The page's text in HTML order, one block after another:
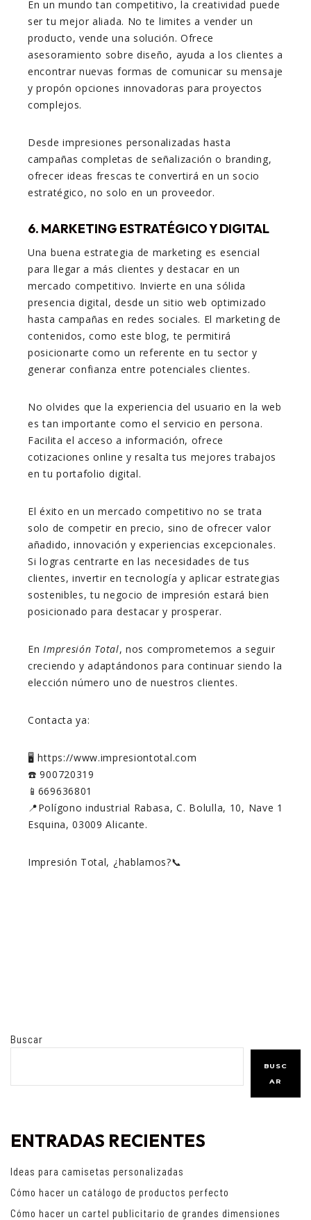
En un mundo tan competitivo, la creatividad puede
ser tu mejor aliada. No te limites a vender un
producto, vende una solución. Ofrece
asesoramiento sobre diseño, ayuda a los clientes a
encontrar nuevas formas de comunicar su mensaje
y propón opciones innovadoras para proyectos
complejos.
Desde impresiones personalizadas hasta
campañas completas de señalización o branding,
ofrecer ideas frescas te convertirá en un socio
estratégico, no solo en un proveedor.
6. MARKETING ESTRATÉGICO Y DIGITAL
Una buena estrategia de marketing es esencial
para llegar a más clientes y destacar en un
mercado competitivo. Invierte en una sólida
presencia digital, desde un sitio web optimizado
hasta campañas en redes sociales. El marketing de
contenidos, como este blog, te permitirá
posicionarte como un referente en tu sector y
generar confianza entre potenciales clientes.
No olvides que la experiencia del usuario en la web
es tan importante como el servicio en persona.
Facilita el acceso a información, ofrece
cotizaciones online y resalta tus mejores trabajos
en tu portafolio digital.
El éxito en un mercado competitivo no se trata
solo de competir en precio, sino de ofrecer valor
añadido, innovación y experiencias excepcionales.
Si logras centrarte en las necesidades de tus
clientes, invertir en tecnología y aplicar estrategias
sostenibles, tu negocio de impresión estará bien
posicionado para destacar y prosperar.
EnImpresión Total, nos comprometemos a seguir
creciendo y adaptándonos para continuar siendo la
elección número uno de nuestros clientes.
Contacta ya:
🖥️ https://www.impresiontotal.com
☎️ 900720319
📱669636801
📍Polígono industrial Rabasa, C. Bolulla, 10, Nave 1
Esquina, 03009 Alicante.
Impresión Total, ¿hablamos?📞
Buscar
BUSC
AR
ENTRADAS RECIENTES
Ideas para camisetas personalizadas
Cómo hacer un catálogo de productos perfecto
Cómo hacer un cartel publicitario de grandes dimensiones